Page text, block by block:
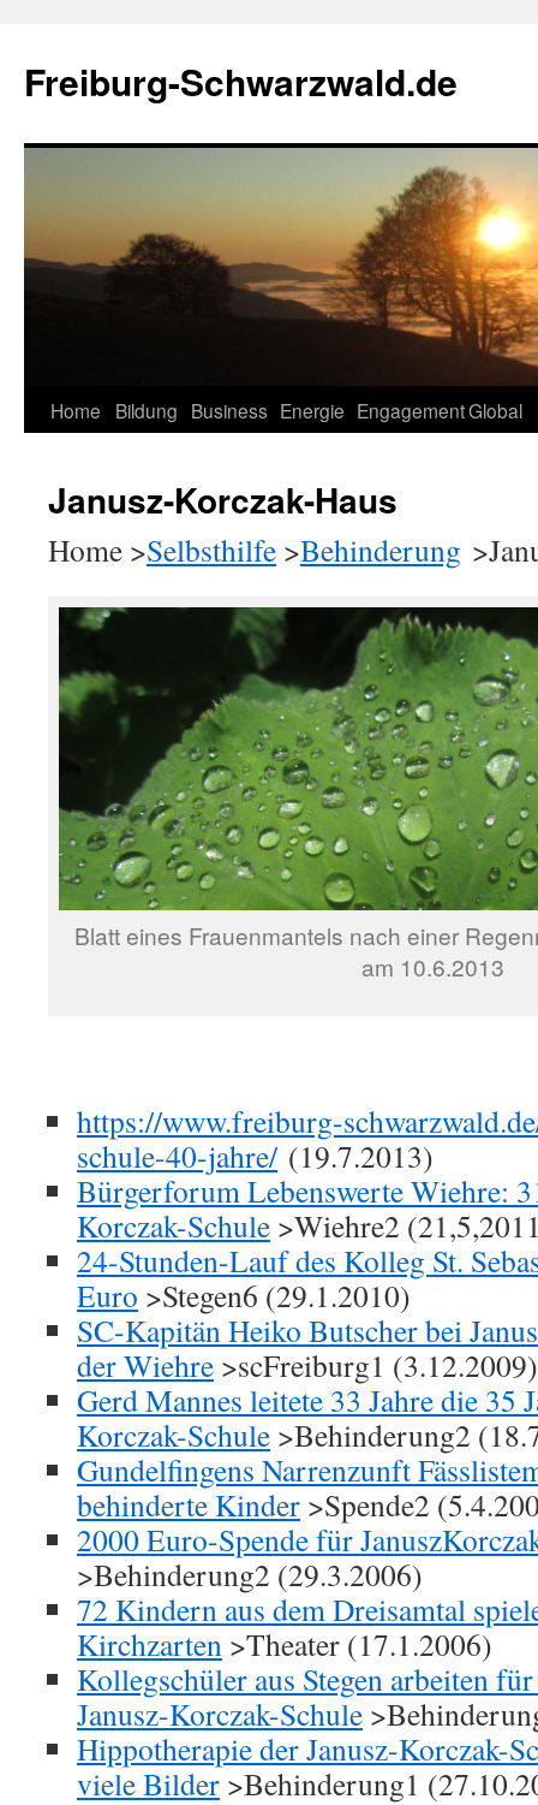
springen
Freiburg-Schwarzwald.de
Home Bildung Business Energie EngagementGlobal
Janusz-Korczak-Haus
Home >Selbsthilfe >Behinderung
Blatt eines Frauenmantels nach einer
am 10.6.2013
https://www.freiburg-
schule-40-jahre/(19.7.2013)
Bürgerforum Lebenswerte Wiehre:
Korczak-Schule >Wiehre2
24-Stunden-Lauf des Kolleg St.
Euro >Stegen6 (29.1.2010)
SC-Kapitän Heiko Butscher bei
der Wiehre >scFreiburg1 (3.12.2009)
Gerd Mannes leitete 33 Jahre die 35
Korczak-Schule >Behinderung2
Gundelfingens Narrenzunft
behinderte Kinder >Spende2
2000 Euro-Spende für
>Behinderung2 (29.3.2006)
72 Kindern aus dem Dreisamtal
Kirchzarten >Theater (17.1.2006)
Kollegschüler aus Stegen arbeiten
Janusz-Korczak-Schule
Hippotherapie der Janusz-Korczak-
viele Bilder >Behinderung1